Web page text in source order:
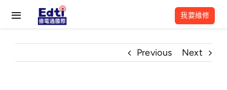
Toggle
關於我們
我要維修
Previous Next